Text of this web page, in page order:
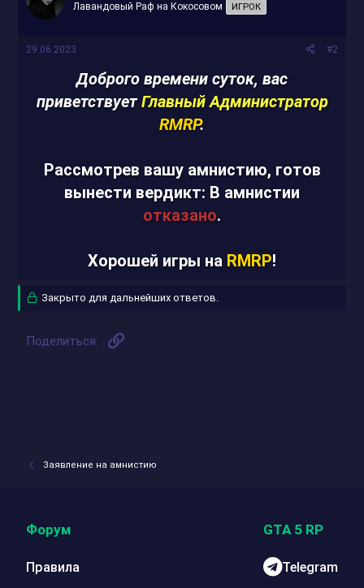
Лавандовый Раф на Кокосовом ИГРОК
29.06.2023 #2
Доброго времени суток, вас
приветствуетГлавный Администратор
RMRP.
Рассмотрев вашу амнистию, готов
вынести вердикт: В амнистии
отказано.
Хорошей игры на RMRP!
Закрыто для дальнейших ответов.
Поделиться:
Заявление на амнистию
Форум
Правила
GTA 5 RP
Telegram